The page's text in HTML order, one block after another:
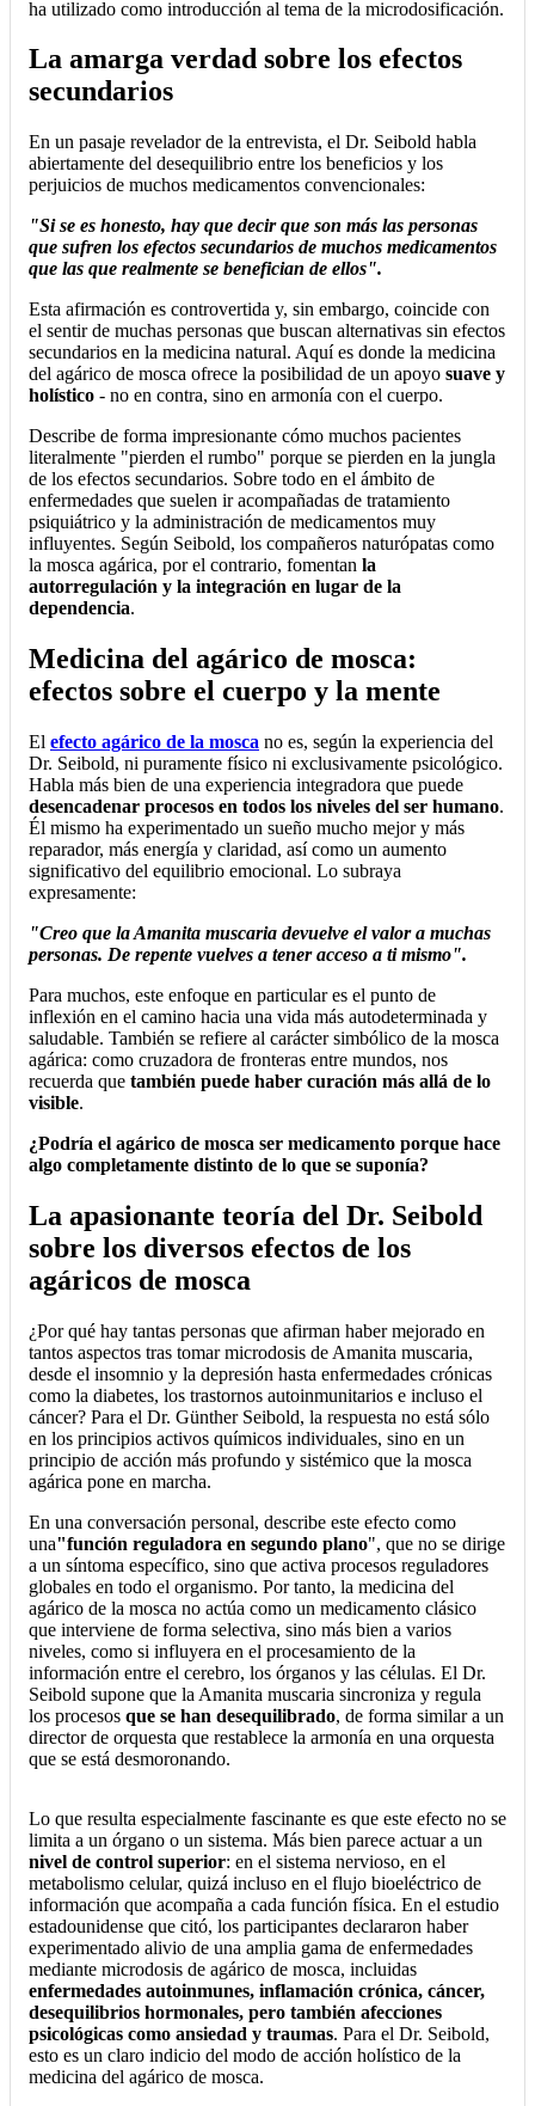
ha utilizado como introducción al tema de la microdosificación.
La amarga verdad sobre los efectos
secundarios
En un pasaje revelador de la entrevista, el Dr. Seibold habla
abiertamente del desequilibrio entre los beneficios y los
perjuicios de muchos medicamentos convencionales:
"Si se es honesto, hay que decir que son más las personas
que sufren los efectos secundarios de muchos medicamentos
que las que realmente se benefician de ellos".
Esta afirmación es controvertida y, sin embargo, coincide con
el sentir de muchas personas que buscan alternativas sin efectos
secundarios en la medicina natural. Aquí es donde la medicina
del agárico de mosca ofrece la posibilidad de un apoyo suave y
holístico - no en contra, sino en armonía con el cuerpo.
Describe de forma impresionante cómo muchos pacientes
literalmente "pierden el rumbo" porque se pierden en la jungla
de los efectos secundarios. Sobre todo en el ámbito de
enfermedades que suelen ir acompañadas de tratamiento
psiquiátrico y la administración de medicamentos muy
influyentes. Según Seibold, los compañeros naturópatas como
la mosca agárica, por el contrario, fomentan la
autorregulación y la integración en lugar de la
dependencia.
Medicina del agárico de mosca:
efectos sobre el cuerpo y la mente
El efecto agárico de la mosca no es, según la experiencia del
Dr. Seibold, ni puramente físico ni exclusivamente psicológico.
Habla más bien de una experiencia integradora que puede
desencadenar procesos en todos los niveles del ser humano.
Él mismo ha experimentado un sueño mucho mejor y más
reparador, más energía y claridad, así como un aumento
significativo del equilibrio emocional. Lo subraya
expresamente:
"Creo que la Amanita muscaria devuelve el valor a muchas
personas. De repente vuelves a tener acceso a ti mismo".
Para muchos, este enfoque en particular es el punto de
inflexión en el camino hacia una vida más autodeterminada y
saludable. También se refiere al carácter simbólico de la mosca
agárica: como cruzadora de fronteras entre mundos, nos
recuerda que también puede haber curación más allá de lo
visible.
¿Podría el agárico de mosca ser medicamento porque hace
algo completamente distinto de lo que se suponía?
La apasionante teoría del Dr. Seibold
sobre los diversos efectos de los
agáricos de mosca
¿Por qué hay tantas personas que afirman haber mejorado en
tantos aspectos tras tomar microdosis de Amanita muscaria,
desde el insomnio y la depresión hasta enfermedades crónicas
como la diabetes, los trastornos autoinmunitarios e incluso el
cáncer? Para el Dr. Günther Seibold, la respuesta no está sólo
en los principios activos químicos individuales, sino en un
principio de acción más profundo y sistémico que la mosca
agárica pone en marcha.
En una conversación personal, describe este efecto como
una"función reguladora en segundo plano", que no se dirige
a un síntoma específico, sino que activa procesos reguladores
globales en todo el organismo. Por tanto, la medicina del
agárico de la mosca no actúa como un medicamento clásico
que interviene de forma selectiva, sino más bien a varios
niveles, como si influyera en el procesamiento de la
información entre el cerebro, los órganos y las células. El Dr.
Seibold supone que la Amanita muscaria sincroniza y regula
los procesos que se han desequilibrado, de forma similar a un
director de orquesta que restablece la armonía en una orquesta
que se está desmoronando.
Lo que resulta especialmente fascinante es que este efecto no se
limita a un órgano o un sistema. Más bien parece actuar a un
nivel de control superior: en el sistema nervioso, en el
metabolismo celular, quizá incluso en el flujo bioeléctrico de
información que acompaña a cada función física. En el estudio
estadounidense que citó, los participantes declararon haber
experimentado alivio de una amplia gama de enfermedades
mediante microdosis de agárico de mosca, incluidas
enfermedades autoinmunes, inflamación crónica, cáncer,
desequilibrios hormonales, pero también afecciones
psicológicas como ansiedad y traumas. Para el Dr. Seibold,
esto es un claro indicio del modo de acción holístico de la
medicina del agárico de mosca.